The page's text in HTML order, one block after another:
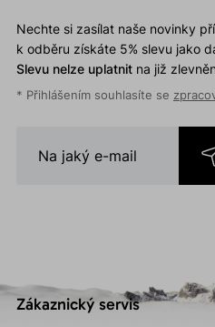
Nechte si zasílat naše novinky
k odběru získáte 5% slevu jako
Slevu nelze uplatnitna již
* Přihlášením souhlasíte se
Zákaznický servis